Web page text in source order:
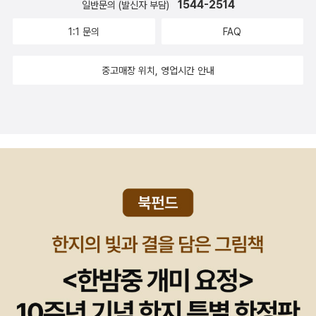
자들에게서도 썩은 냄새를 맡고, 국가와 시장에서도 썩은 냄새를 맡
는다. 이 냄새란 '자기 방어 본능'이다(366). <기생충>에서의 그 냄
는 냄새... 니체가 “어떻게 모든 것이 맛있을 수 있는가?”(447)라고
어울리지 않는다는 투정일 뿐, 잘못되었다는 비판 혹은 진단이 될 수
론되지 않는다. 냄새가 선을 넘지 못하도록 멀리 거리를 두는 수밖에
없다. 그 잘난 귀족적 취향은 아랫것들의 삶을 비하할 뿐, 그리고 무언
는다. 정녕 니체는 '사회'를 '무리'와 동일시하는 배배 꼬인 꼰대일 뿐
인가? - 니체가 스펜서를 물고 늘어지며 사회과학을 거부하고자 한
것은 번짓수를 잘못 찾아도 한참 잘못 찾은 것이다. - 최근의 니체 소
비는 니체를 ‘아니오’라고할 줄 모르고 ‘예’만 할 줄 아는 나귀로 만들
다. 도발할 만한 독자에게 치료용 모욕이 되고, 이 모욕이 면역반응을
유발한다. 이는 도덕적 차원에서 이루어지는 예방접종 서술과 일치한
이루어진다는 것을 알아챌 것이다. 혼자일 수 없고 더더욱 혼자가 되
관대함을 독점하는 퇴폐적인 사람이다. 경쟁자가 없기 때문에 그 이
는 심성사적 조류가 아니라 인류학적 분기점으로 이해한다. 역사 이
고립은 “인간에 대한 인간의 지배”로 귀결되었다. 개인주의는 현대
보와 반동, 좌파적 정치프로그램과 우파적 정치프로그램, 국가적인
동기와 초국가적인 동기가 동맹을 맺고, 남성주의적인 기획과 여성해
평가할 거로 확신했다(《이 사람을 보라》).하지만 저자는 매독으로 고
않는다. 저자는 창작 활동이 매독과 무관하다는 의견을 제시하면서
홀을 이 전율과 함께 받아들인다면, 우리는 디오니소스적인 것의 본
질을 엿볼 수 있다.(p33)... 아폴론적 경향은 논리적 도식주의로 변질
있으며, 그 밖에도 디오니소스적인 것이 자연주의적 격정으로 변했음
의 연인인 오스탕스 부인에게서 여신(女神)아프로디테를 발견한다
않을까. 다소 억지스런 설정이지만, 이렇게 봤을 때 이들의 세계는 그
리스 비극의 세계이고, 올림푸스의 신계라 할 수 있겠다. 그렇지만, 그
모는 어둠의 시대를 연상시키는 주위는 분명 화자와 조르바의 세계와
는 구분되는 중세(中世)시대다. 이렇게 본다면, 다른 세계는 고대와
중세의 대립으로도 읽힐 수 있겠다. 잠시 옆으로 새지만, 개인적으로
<그리스인 조르바>에서 과부의 등장 장면을 통해 영화 <말레나 Mal
다.) 게다가 학술 서적 읽는 것에 능숙하지 않은 사람들은 이 책의 내
용이나 문체에 많은 어려움을 느낄 것이다. 그럼에도 이 책들을 추천
두루 섭렵하면서, 부조가 아닌 환조로서 니체의 상을 조각하고 있다
re (김종갑 옮김, 책세상, 1994) 오~알라딘에 있다.1985년에 출간,
번역은 1994년에 이루어졌다.네하마스의 니체는 자신의 책을 읽는
독자들을 끌어들여 공동의 세계를 창조하고 싶어하는 말 그대로의
는, 책을 읽는 너의 입장은 무엇인가? 너라면 어떻게 할 것인가? 내생
각은 이렇다. 그렇다면 네 생각은 어떤가? 그것은 니체 자신의 물음
일반문의 (발신자 부담) 1544-2514
1:1 문의 FAQ
중고매장 위치, 영업시간 안내